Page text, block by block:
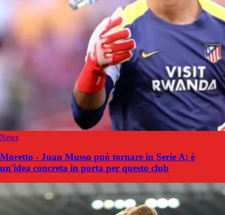
News
Moretto - Juan Musso può tornare in Serie A: è
un'idea concreta in porta per questo club